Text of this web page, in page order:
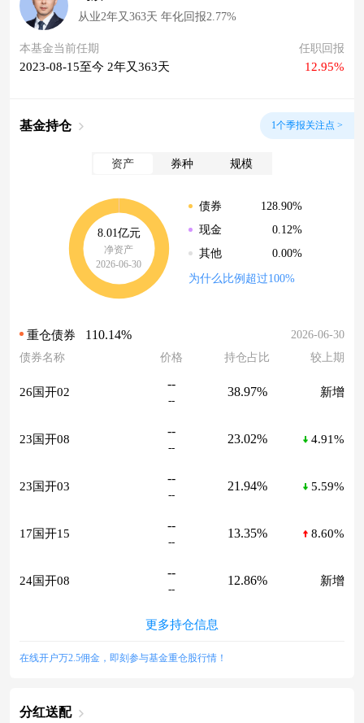
从业2年又363天 年化回报2.77%
本基金当前任期
2023-08-15至今 2年又363天
任职回报
12.95%
基金持仓 1个季报关注点 >
资产 券种 规模
8.01亿元
净资产
2026-06-30
债券
128.90%
现金
0.12%
其他
0.00%
为什么比例超过100%
重仓债券 110.14%
2026-06-30
债券名称
价格 持仓占比 较上期
26国开02
--
--
38.97% 新增
23国开08
--
--
23.02% 4.91%
23国开03
--
--
21.94% 5.59%
17国开15
--
--
13.35% 8.60%
24国开08
--
--
12.86% 新增
更多持仓信息
在线开户万2.5佣金，即刻参与基金重仓股行情！
分红送配